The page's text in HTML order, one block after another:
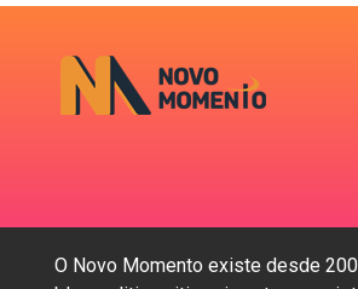
O Novo Momento existe desde